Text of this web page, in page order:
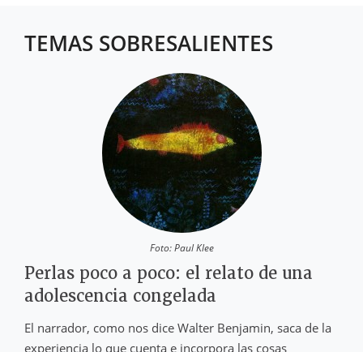
TEMAS SOBRESALIENTES
Foto: Paul Klee
Perlas poco a poco: el relato de una
adolescencia congelada
El narrador, como nos dice Walter Benjamin, saca de la
experiencia lo que cuenta e incorpora las cosas